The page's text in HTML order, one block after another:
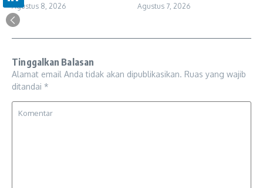
Agustus 8, 2026 Agustus 7, 2026
Tinggalkan Balasan
Alamat email Anda tidak akan dipublikasikan. Ruas yang wajib
ditandai *